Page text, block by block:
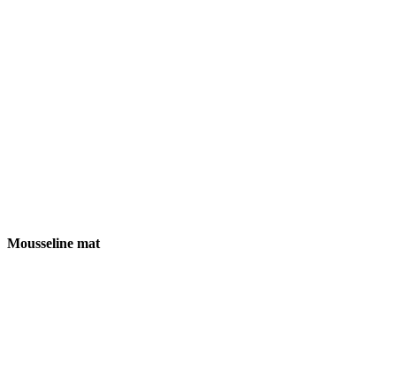
Mousseline mat